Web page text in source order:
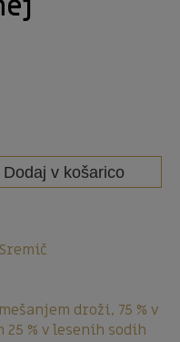
Dodaj v košarico
droži, 75 % v
% v lesenih sodih